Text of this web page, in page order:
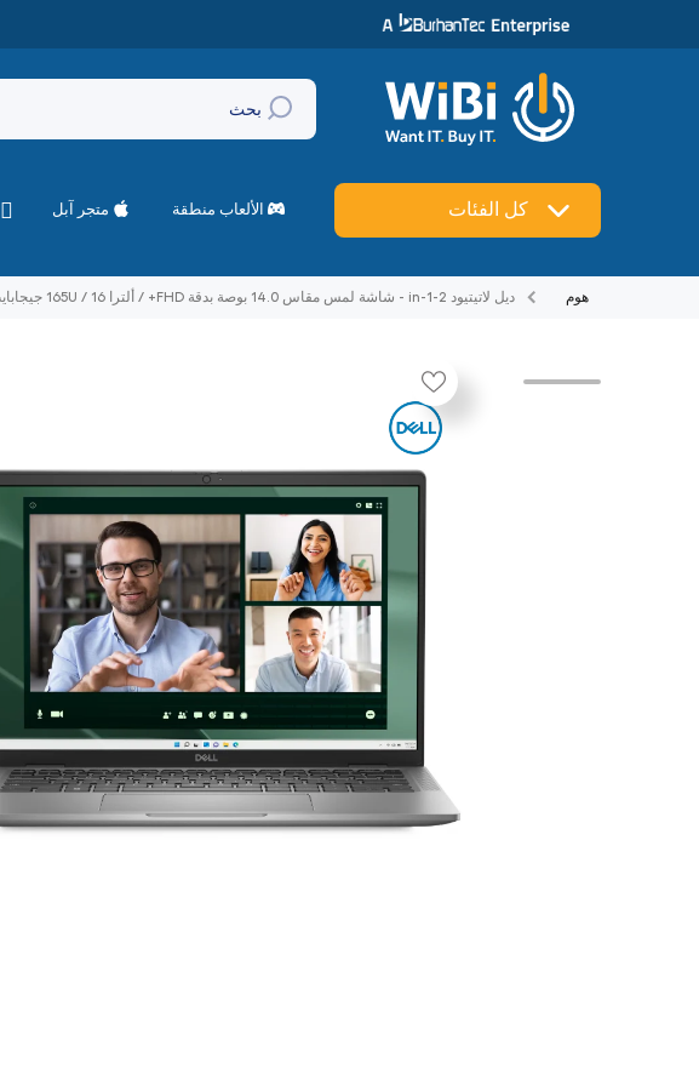
تخطي إلى المحتوى
بحث
كل الفئات
🔥العروض الألعاب منطقة متجر آبل
هوم ديل لاتيتيود 2-in-1 - شاشة لمس مقاس 14.0 بوصة بدقة FHD+ / ألترا 165U / 16 جيجابايت 512 جيجابايت إس إس دي NVMe م.2) / نظام التشغيل ويندوز 11 برو ضمان سنة لابتوب
تخطي إلى منتج معلومات